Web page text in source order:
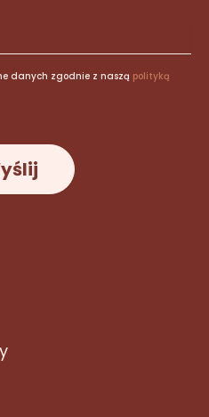
danych zgodnie z naszą polityką